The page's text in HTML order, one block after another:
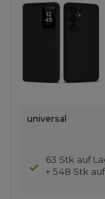
universal
63 Stk auf
+ 548 Stk